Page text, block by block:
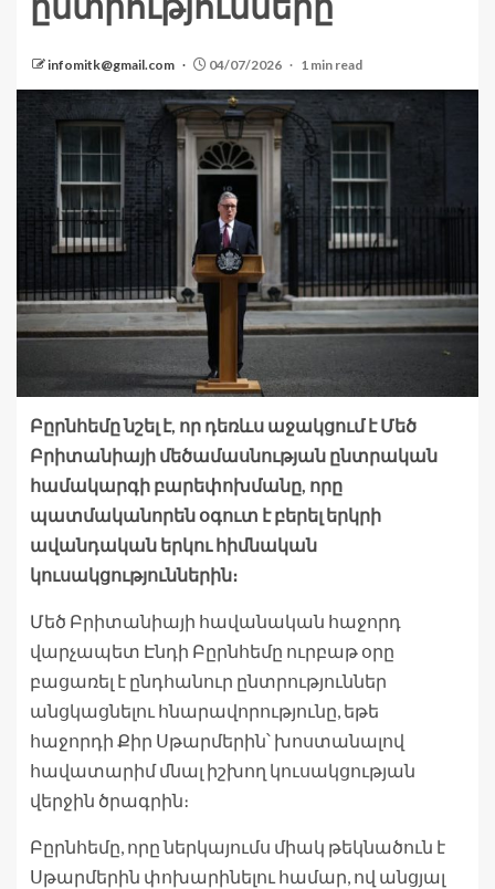
infomitk@gmail.com 04/07/2026 1 min read
Բըրնհեմը նշել է, որ դեռևս աջակցում է Մեծ
Բրիտանիայի մեծամասնության ընտրական
համակարգի բարեփոխմանը, որը
պատմականորեն օգուտ է բերել երկրի
ավանդական երկու հիմնական
կուսակցություններին։
Մեծ Բրիտանիայի հավանական հաջորդ
վարչապետ Էնդի Բըրնհեմը ուրբաթ օրը
բացառել է ընդհանուր ընտրություններ
անցկացնելու հնարավորությունը, եթե
հաջորդի Քիր Սթարմերին՝ խոստանալով
հավատարիմ մնալ իշխող կուսակցության
վերջին ծրագրին։
Բըրնհեմը, որը ներկայումս միակ թեկնածուն է
Սթարմերին փոխարինելու համար, ով անցյալ